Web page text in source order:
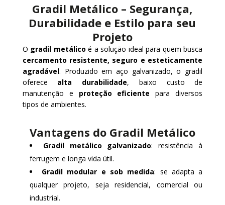
Gradil Metálico – Segurança,
Durabilidade e Estilo para seu
Projeto
O gradil metálico é a solução ideal para quem busca
cercamento resistente, seguro e esteticamente
agradável. Produzido em aço galvanizado, o gradil
oferece alta durabilidade, baixo custo de
manutenção e proteção eficiente para diversos
tipos de ambientes.
Vantagens do Gradil Metálico
Gradil metálico galvanizado: resistência à
ferrugem e longa vida útil.
Gradil modular e sob medida: se adapta a
qualquer projeto, seja residencial, comercial ou
industrial.